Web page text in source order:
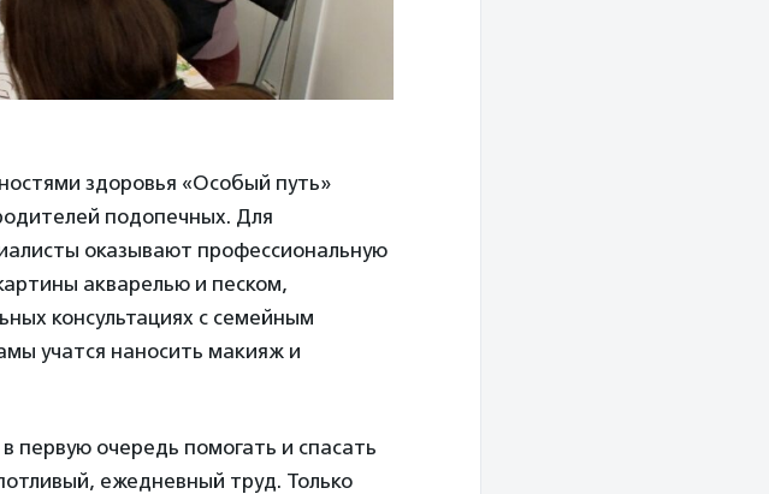
здоровья «Особый путь»
подопечных. Для
оказывают профессиональную
акварелью и песком,
консультациях с семейным
учатся наносить макияж и
первую очередь помогать и спасать
ежедневный труд. Только